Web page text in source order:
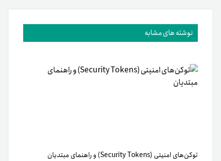
نوشته های مشابه
توکن‌های امنیتی (Security Tokens) و راهنمای مبتدیان